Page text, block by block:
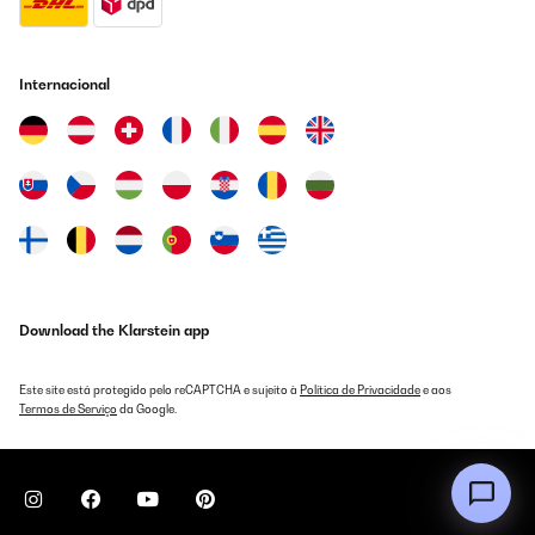
encore essayé l'application mais ça ne serait tarder.
Utilisateur d'Amazon
encore essayé l'application mais ça ne serait tarder.
Traduzir
AVALIAÇÃO COMPROVADA
13/08/2023
Internacional
Download the Klarstein app
Este site está protegido pelo reCAPTCHA e sujeito à Política de Privacidadee aos
Termos de Serviçoda Google.